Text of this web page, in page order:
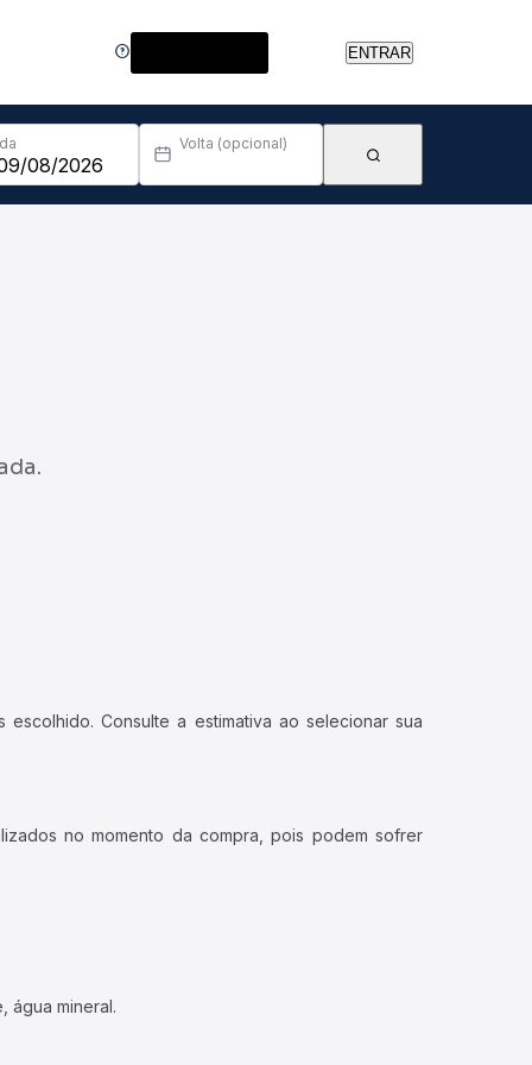
ENTRAR
Volta (opcional)
Consulte a estimativa ao selecionar sua
no momento da compra, pois podem sofrer
água mineral.